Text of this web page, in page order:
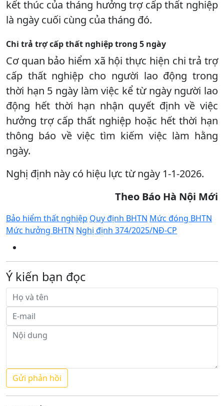
kết thúc của tháng hưởng trợ cấp thất nghiệp
là ngày cuối cùng của tháng đó.
Chi trả trợ cấp thất nghiệp trong 5 ngày
Cơ quan bảo hiểm xã hội thực hiện chi trả trợ
cấp thất nghiệp cho người lao động trong
thời hạn 5 ngày làm việc kể từ ngày người lao
động hết thời hạn nhận quyết định về việc
hưởng trợ cấp thất nghiệp hoặc hết thời hạn
thông báo về việc tìm kiếm việc làm hằng
ngày.
Nghị định này có hiệu lực từ ngày 1-1-2026.
Theo Báo Hà Nội Mới
Bảo hiểm thất nghiệp Quy định BHTN Mức đóng BHTN
Mức hưởng BHTN Nghị định 374/2025/NĐ-CP
Ý kiến bạn đọc